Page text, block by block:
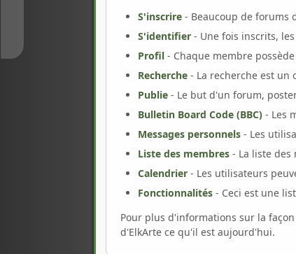
S'inscrire - Beaucoup de forums
S'identifier - Une fois inscrits,
Profil - Chaque membre
Recherche - La recherche est un
Publie - Le but d'un forum,
Bulletin Board Code (BBC) - Les
Messages personnels - Les
Liste des membres - La liste
Calendrier - Les utilisateurs
Fonctionnalités - Ceci est une
Pour plus d'informations sur la
d'ElkArte ce qu'il est aujourd'hui.